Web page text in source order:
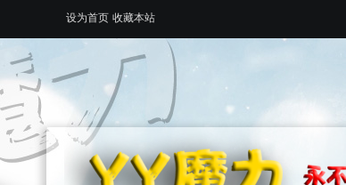
设为首页 收藏本站